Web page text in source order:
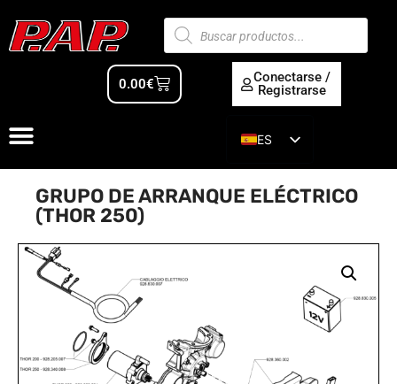
0.00€
Conectarse /
Registrarse
ES
EN
GRUPO DE ARRANQUE ELÉCTRICO
(THOR 250)